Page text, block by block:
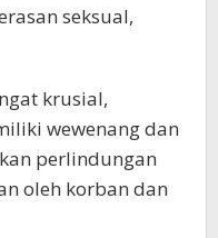
seksual,
krusial,
wewenang dan
perlindungan
oleh korban dan